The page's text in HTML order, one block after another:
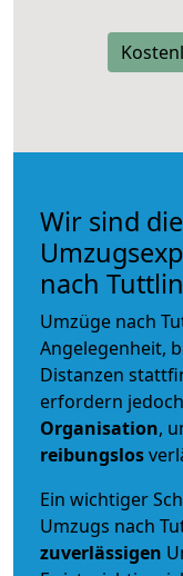
Wir sind
nach
Umzüge nach
Angelegenheit,
Distanzen
erfordern
Organisation,
reibungslos
Ein wichtiger
Umzugs nach
zuverlässigen